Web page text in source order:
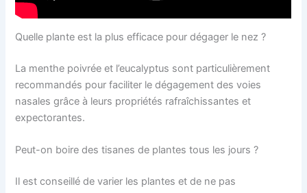
Quelle plante est la plus efficace pour dégager le nez ?
La menthe poivrée et l’eucalyptus sont particulièrement
recommandés pour faciliter le dégagement des voies
nasales grâce à leurs propriétés rafraîchissantes et
expectorantes.
Peut-on boire des tisanes de plantes tous les jours ?
Il est conseillé de varier les plantes et de ne pas